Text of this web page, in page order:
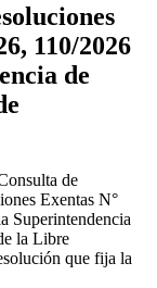
110/2026
de
de
Exentas N°
Superintendencia
la Libre
que fija la